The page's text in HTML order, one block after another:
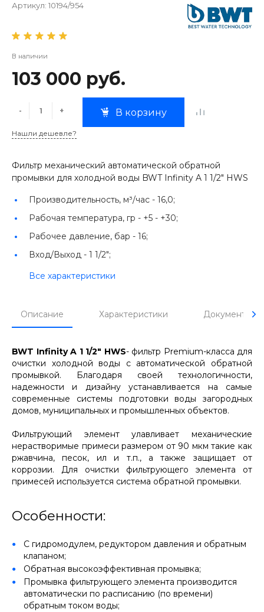
Артикул: 10194/954
В наличии
103 000 руб.
- + В корзину
Нашли дешевле?
Фильтр механический автоматической обратной
промывки для холодной воды BWT Infinity A 1 1/2" HWS
Производительность, м³/час - 16,0;
Рабочая температура, гр - +5 - +30;
Рабочее давление, бар - 16;
Вход/Выход - 1 1/2";
Все характеристики
Описание Характеристики Документы
BWT Infinity A 1 1/2" HWS- фильтр Premium-класса для
очистки холодной воды с автоматической обратной
промывкой. Благодаря своей технологичности,
надежности и дизайну устанавливается на самые
современные системы подготовки воды загородных
домов, муниципальных и промышленных объектов.
Фильтрующий элемент улавливает механические
нерастворимые примеси размером от 90 мкм такие как
ржавчина, песок, ил и т.п., а также защищает от
коррозии. Для очистки фильтрующего элемента от
примесей используется система обратной промывки.
Особенности:
C гидромодулем, редуктором давления и обратным
клапаном;
Обратная высокоэффективная промывка;
Промывка фильтрующего элемента производится
автоматически по расписанию (по времени)
обратным током воды;